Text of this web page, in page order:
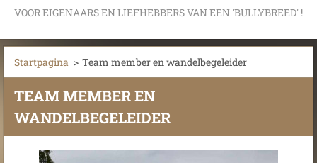
VOOR EIGENAARS EN LIEFHEBBERS VAN EEN 'BULLYBREED' !
Startpagina > Team member en wandelbegeleider
TEAM MEMBER EN
WANDELBEGELEIDER